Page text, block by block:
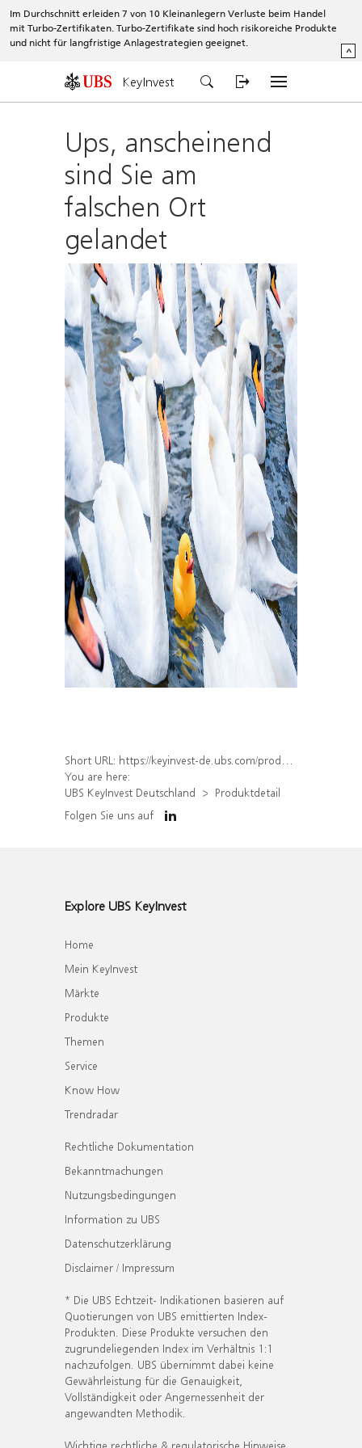
Im Durchschnitt erleiden 7 von 10 Kleinanlegern Verluste beim Handel
mit Turbo-Zertifikaten. Turbo-Zertifikate sind hoch risikoreiche Produkte
und nicht für langfristige Anlagestrategien geeignet.
^
KeyInvest
Ups, anscheinend
sind Sie am
falschen Ort
gelandet
Short URL: https://keyinvest-de.ubs.com/produkt/detail/index/isin/DE000WA8TVS2
You are here:
UBS KeyInvest Deutschland
Produktdetail
Folgen Sie uns auf
Explore UBS KeyInvest
Home
Mein KeyInvest
Märkte
Produkte
Themen
Service
Know How
Trendradar
Rechtliche Dokumentation
Bekanntmachungen
Nutzungsbedingungen
Information zu UBS
Datenschutzerklärung
Disclaimer / Impressum
* Die UBS Echtzeit- Indikationen basieren auf
Quotierungen von UBS emittierten Index-
Produkten. Diese Produkte versuchen den
zugrundeliegenden Index im Verhältnis 1:1
nachzufolgen. UBS übernimmt dabei keine
Gewährleistung für die Genauigkeit,
Vollständigkeit oder Angemessenheit der
angewandten Methodik.